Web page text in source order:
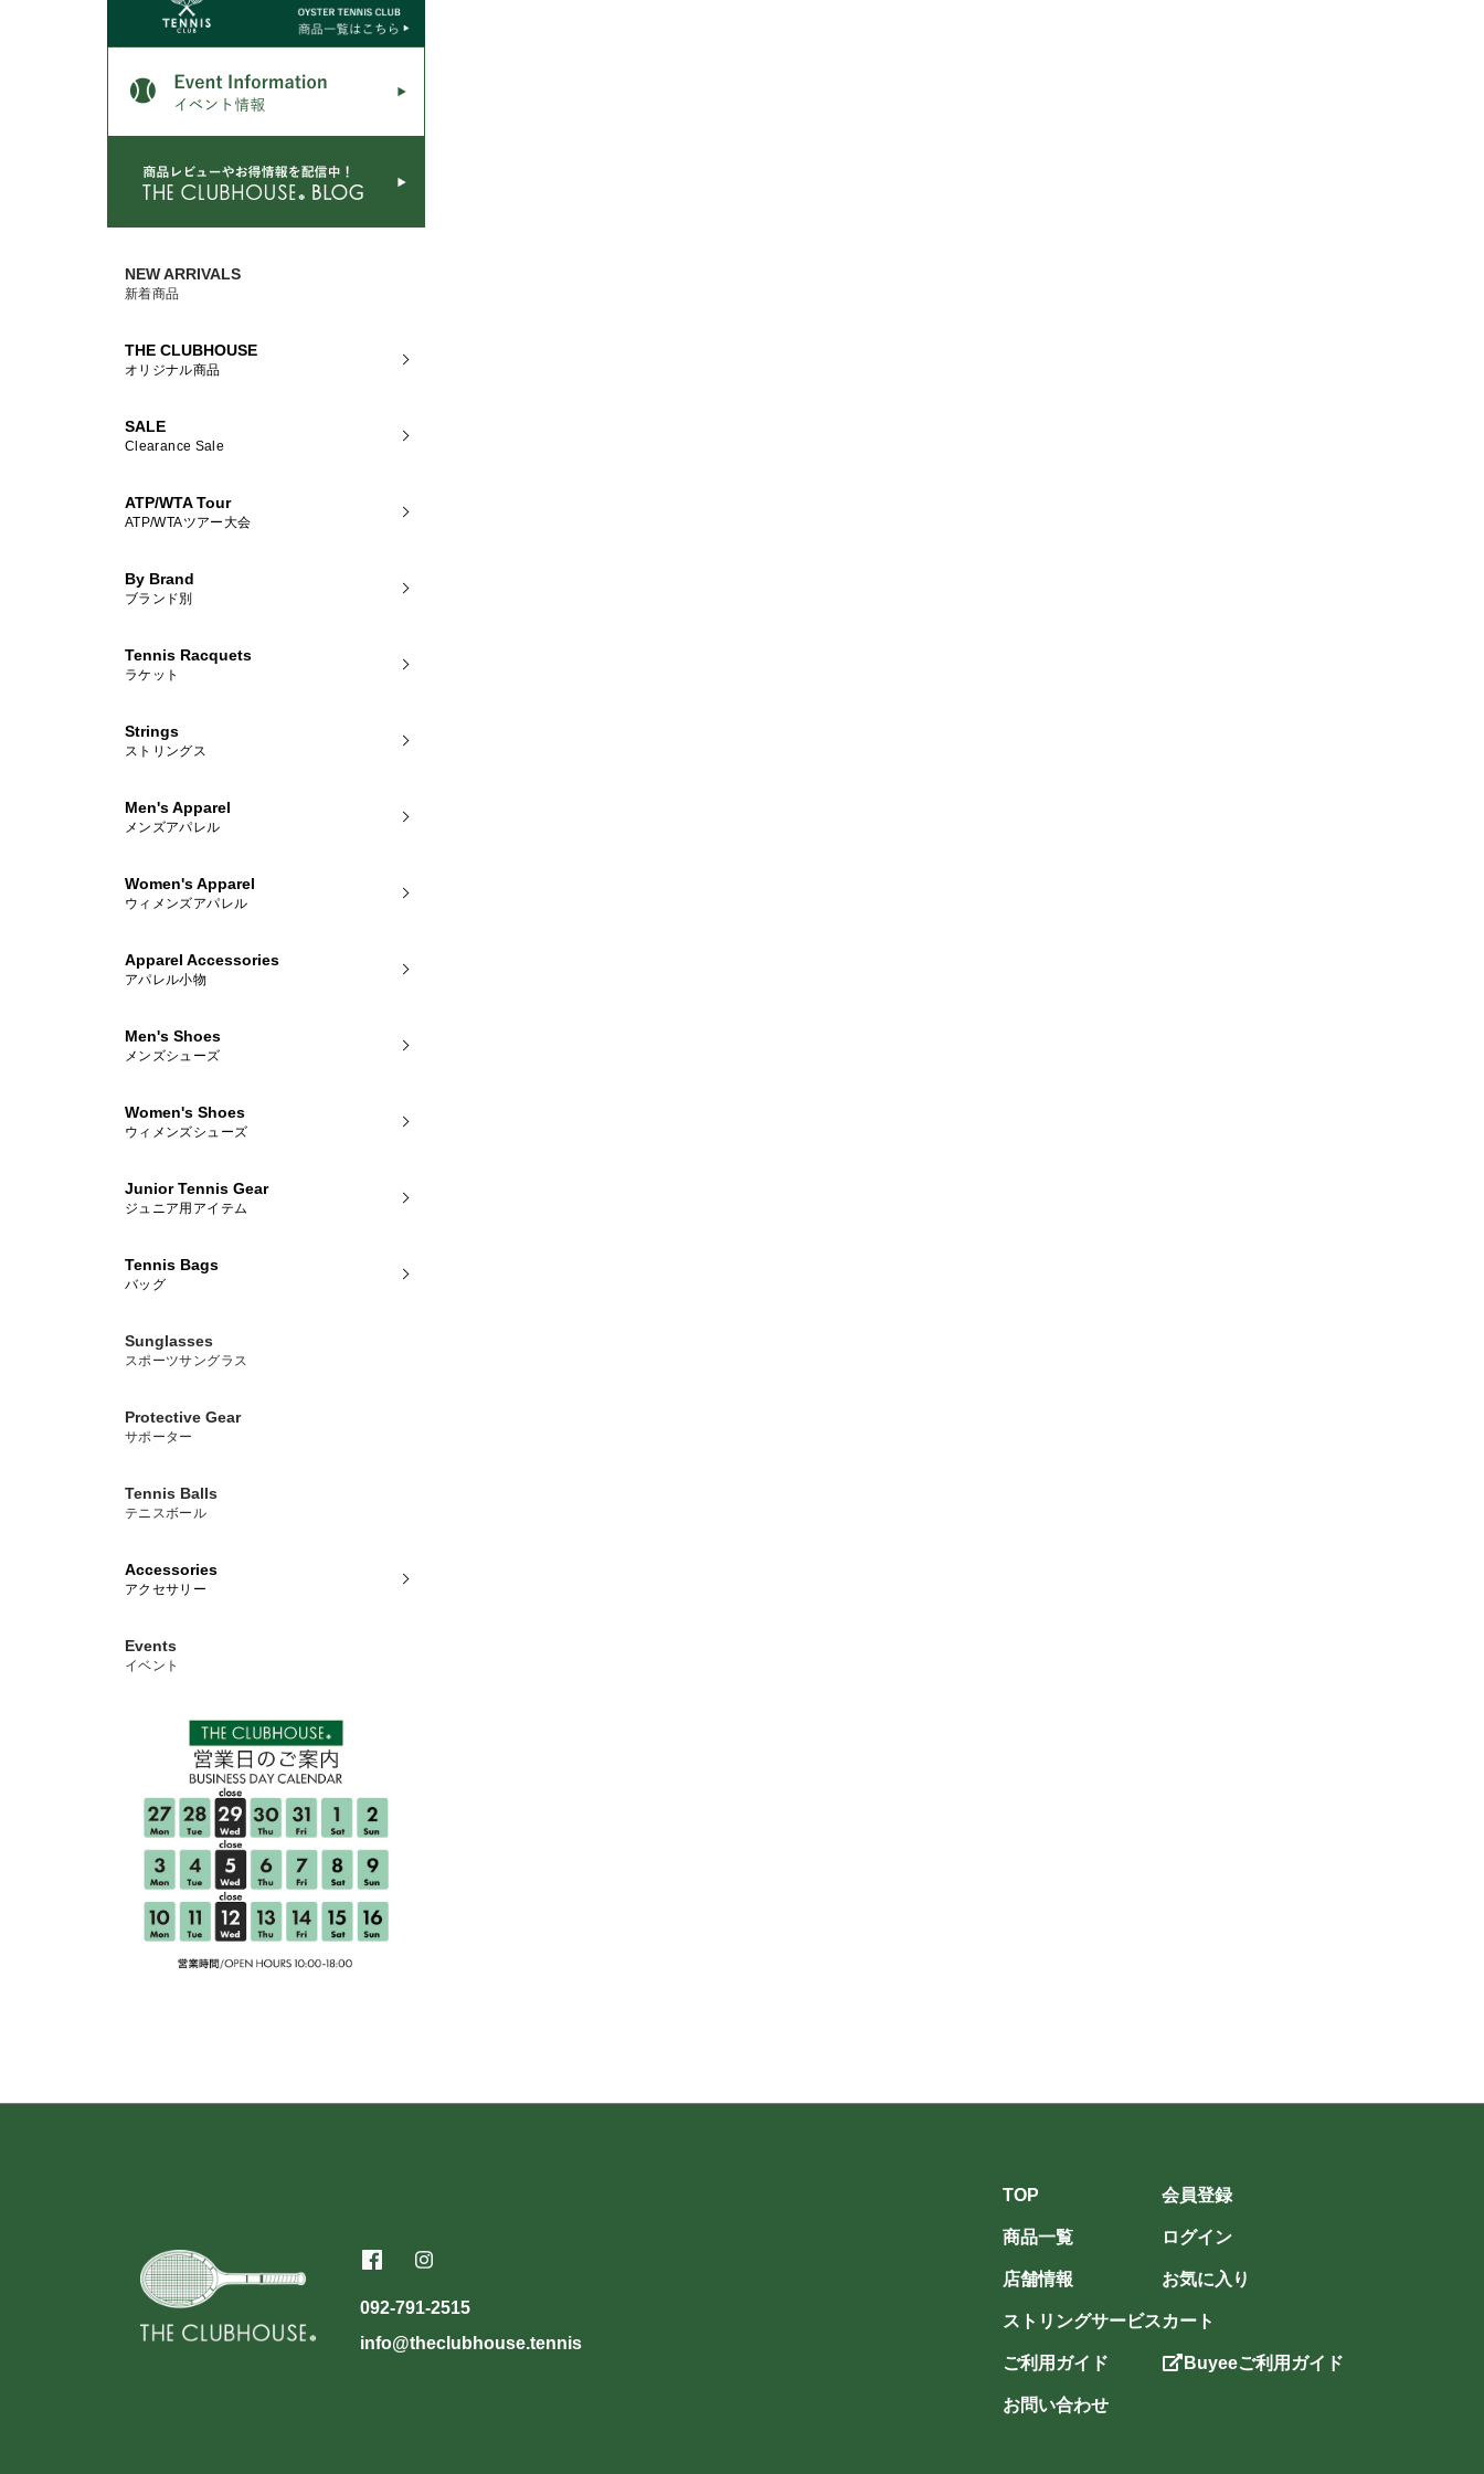
NEW ARRIVALS
新着商品
THE CLUBHOUSE
オリジナル商品
SALE
Clearance Sale
ATP/WTA Tour
ATP/WTAツアー大会
By Brand
ブランド別
Tennis Racquets
ラケット
Strings
ストリングス
Men's Apparel
メンズアパレル
Women's Apparel
ウィメンズアパレル
Apparel Accessories
アパレル小物
Men's Shoes
メンズシューズ
Women's Shoes
ウィメンズシューズ
Junior Tennis Gear
ジュニア用アイテム
Tennis Bags
バッグ
Sunglasses
スポーツサングラス
Protective Gear
サポーター
Tennis Balls
テニスボール
Accessories
アクセサリー
Events
イベント
092-791-2515
info@theclubhouse.tennis
TOP
商品一覧
店舗情報
ストリングサービス
ご利用ガイド
お問い合わせ
会員登録
ログイン
お気に入り
カート
Buyeeご利用ガイド